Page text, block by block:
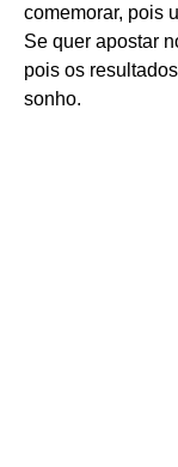
comemorar, pois
Se quer apostar
pois os
sonho.